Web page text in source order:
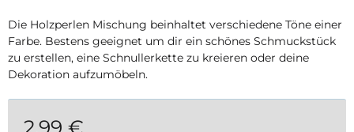
Die Holzperlen Mischung beinhaltet verschiedene Töne einer
Farbe. Bestens geeignet um dir ein schönes Schmuckstück
zu erstellen, eine Schnullerkette zu kreieren oder deine
Dekoration aufzumöbeln.
2,99 €